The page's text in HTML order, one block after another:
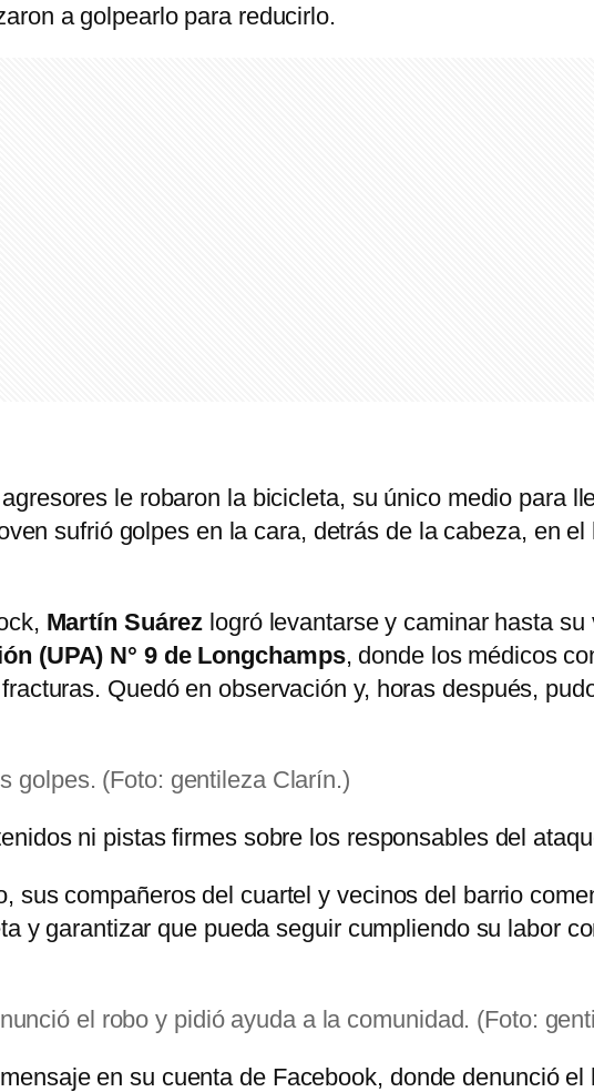
a golpearlo para reducirlo.
le robaron la bicicleta, su único medio para
sufrió golpes en la cara, detrás de la cabeza, en
Martín Suárez logró levantarse y caminar hasta
(UPA) N° 9 de Longchamps, donde los médicos
Quedó en observación y, horas después,
golpes. (Foto: gentileza Clarín.)
ni pistas firmes sobre los responsables del
sus compañeros del cuartel y vecinos del barrio
y garantizar que pueda seguir cumpliendo su labor
el robo y pidió ayuda a la comunidad. (Foto:
en su cuenta de Facebook, donde denunció